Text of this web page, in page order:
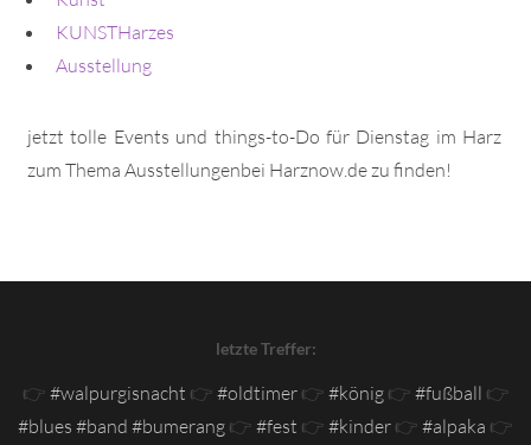
KUNSTHarzes
Ausstellung
jetzt tolle Events und things-to-Do für Dienstag im Harz
zum Thema Ausstellungenbei Harznow.de zu finden!
letzte Treffer:
👉 #walpurgisnacht 👉 #oldtimer👉 #könig👉 #fußball 👉
#blues #band #bumerang 👉 #fest 👉 #kinder 👉 #alpaka 👉